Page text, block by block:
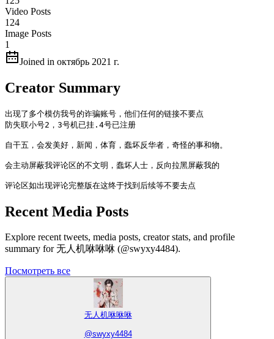
Video Posts
124
Image Posts
1
Joined in октябрь 2021 г.
Creator Summary
出现了多个模仿我号的诈骗账号，他们任何的链接不要点
防失联小号2，3号机已挂.4号已注册
自干五，会发美好，新闻，体育，蠢坏反华者，奇怪的事和物。
会主动屏蔽我评论区的不文明，蠢坏人士，反向拉黑屏蔽我的
评论区如出现评论完整版在这终于找到后续等不要去点
Recent Media Posts
Explore recent tweets, media posts, creator stats, and profile
summary for 无人机咻咻咻 (@swyxy4484).
Посмотреть все
无人机咻咻咻
@swyxy4484